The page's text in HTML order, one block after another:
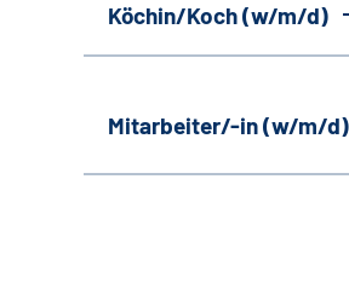
Köchin/Koch (w/m/d)
Mitarbeiter/-in (w/m/d)